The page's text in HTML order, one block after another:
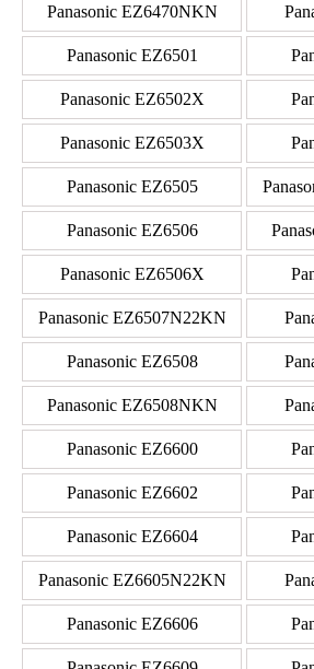
Panasonic EZ6470NKN
Panasonic EZ6501
Panasonic EZ6502X
Panasonic EZ6503X
Panasonic EZ6505
Panasonic EZ6506
Panasonic EZ6506X
Panasonic EZ6507N22KN
Panasonic EZ6508
Panasonic EZ6508NKN
Panasonic EZ6600
Panasonic EZ6602
Panasonic EZ6604
Panasonic EZ6605N22KN
Panasonic EZ6606